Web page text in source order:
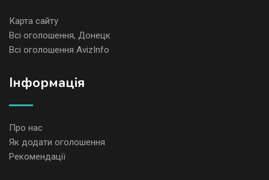
Карта сайту
Всі оголошення, Донецк
Всі оголошення AvizInfo
Iнформація
Про нас
Як додати оголошення
Рекомендації